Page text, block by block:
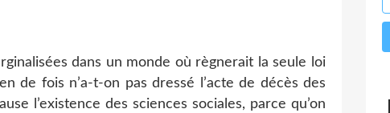
dans un monde où règnerait la seule loi
de fois n’a-t-on pas dressé l’acte de décès des
l’existence des sciences sociales, parce qu’on